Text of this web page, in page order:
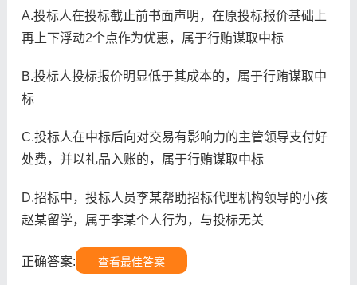
A.投标人在投标截止前书面声明，在原投标报价基础上
再上下浮动2个点作为优惠，属于行贿谋取中标
B.投标人投标报价明显低于其成本的，属于行贿谋取中
标
C.投标人在中标后向对交易有影响力的主管领导支付好
处费，并以礼品入账的，属于行贿谋取中标
D.招标中，投标人员李某帮助招标代理机构领导的小孩
赵某留学，属于李某个人行为，与投标无关
正确答案: 查看最佳答案